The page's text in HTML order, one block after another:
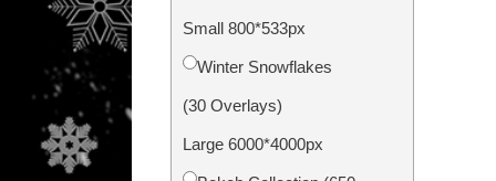
Foto-Restaurierung
Small 800*533px
Winter Snowflakes
(30 Overlays)
Large 6000*4000px